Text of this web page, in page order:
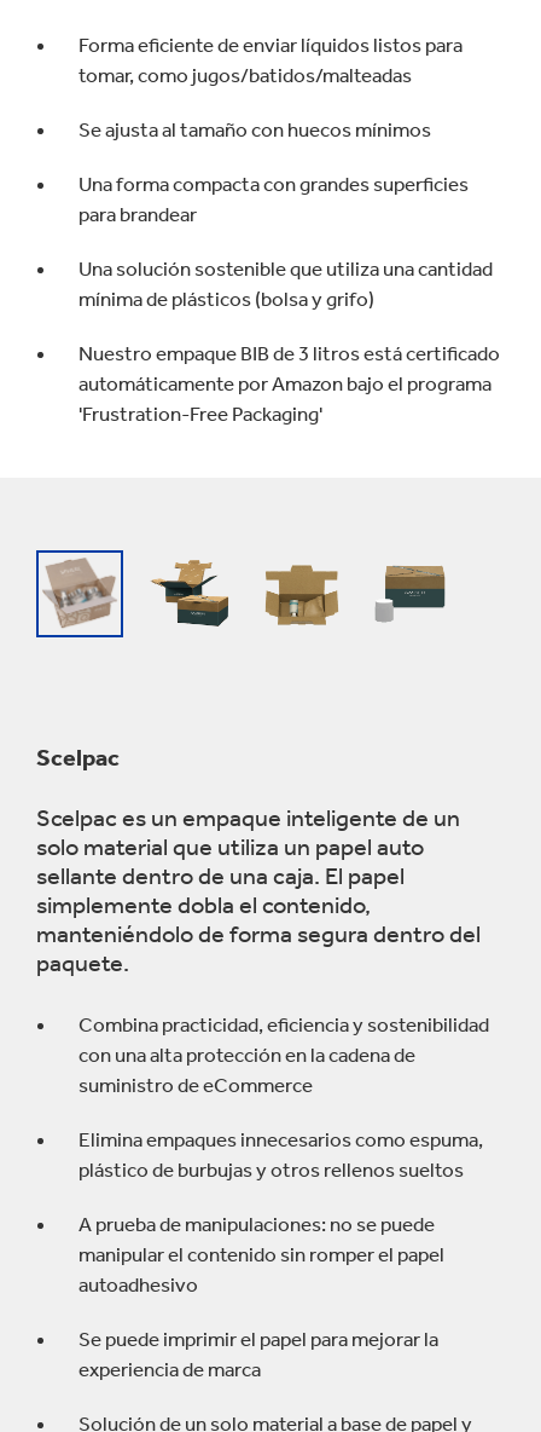
Forma eficiente de enviar líquidos listos para
tomar, como jugos/batidos/malteadas
Se ajusta al tamaño con huecos mínimos
Una forma compacta con grandes superficies
para brandear
Una solución sostenible que utiliza una cantidad
mínima de plásticos (bolsa y grifo)
Nuestro empaque BIB de 3 litros está certificado
automáticamente por Amazon bajo el programa
'Frustration-Free Packaging'
Scelpac
Scelpac es un empaque inteligente de un
solo material que utiliza un papel auto
sellante dentro de una caja. El papel
simplemente dobla el contenido,
manteniéndolo de forma segura dentro del
paquete.
Combina practicidad, eficiencia y sostenibilidad
con una alta protección en la cadena de
suministro de eCommerce
Elimina empaques innecesarios como espuma,
plástico de burbujas y otros rellenos sueltos
A prueba de manipulaciones: no se puede
manipular el contenido sin romper el papel
autoadhesivo
Se puede imprimir el papel para mejorar la
experiencia de marca
Solución de un solo material a base de papel y